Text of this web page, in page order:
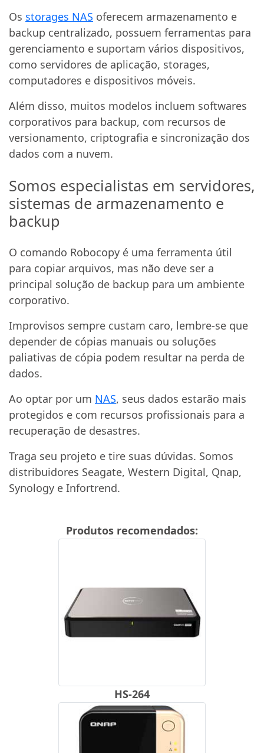
Os storages NAS oferecem armazenamento e
backup centralizado, possuem ferramentas para
gerenciamento e suportam vários dispositivos,
como servidores de aplicação, storages,
computadores e dispositivos móveis.
Além disso, muitos modelos incluem softwares
corporativos para backup, com recursos de
versionamento, criptografia e sincronização dos
dados com a nuvem.
Somos especialistas em servidores,
sistemas de armazenamento e
backup
O comando Robocopy é uma ferramenta útil
para copiar arquivos, mas não deve ser a
principal solução de backup para um ambiente
corporativo.
Improvisos sempre custam caro, lembre-se que
depender de cópias manuais ou soluções
paliativas de cópia podem resultar na perda de
dados.
Ao optar por um NAS, seus dados estarão mais
protegidos e com recursos profissionais para a
recuperação de desastres.
Traga seu projeto e tire suas dúvidas. Somos
distribuidores Seagate, Western Digital, Qnap,
Synology e Infortrend.
Produtos recomendados:
HS-264